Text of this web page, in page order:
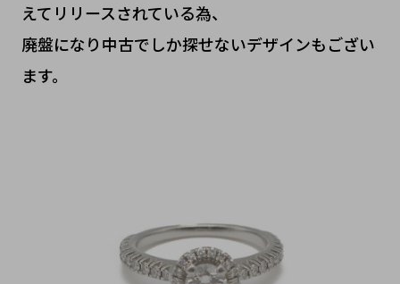
えてリリースされている為、
廃盤になり中古でしか探せないデザインもござい
ます。